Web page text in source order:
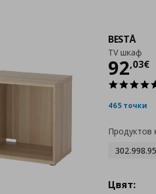
BESTÅ
TV шкаф
92,03€
Цена
465 точки
Продуктов
302.998.95
Цвят: